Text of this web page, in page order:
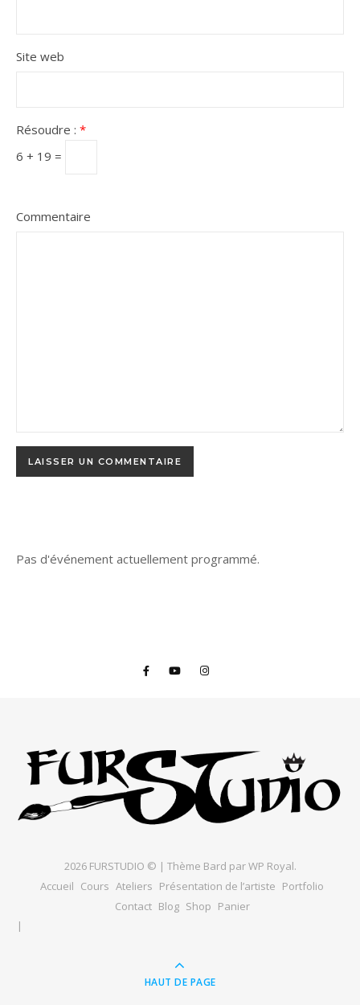
Site web
Résoudre : *
6 + 19 =
Commentaire
Pas d'événement actuellement programmé.
2026 FURSTUDIO © | Thème Bard parWP Royal.
Accueil Cours Ateliers Présentation de l’artiste Portfolio
Contact Blog Shop Panier
HAUT DE PAGE